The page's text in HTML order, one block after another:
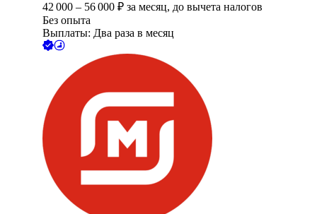
42 000 – 56 000 ₽ за месяц, до вычета налогов
Без опыта
Выплаты: Два раза в месяц